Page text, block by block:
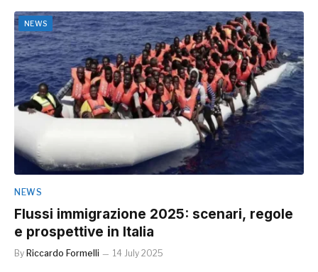
NEWS
NEWS
Flussi immigrazione 2025: scenari, regole
e prospettive in Italia
By Riccardo Formelli 14 July 2025